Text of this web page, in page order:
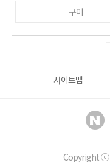
구미
사이트맵
Copyright ⓒ